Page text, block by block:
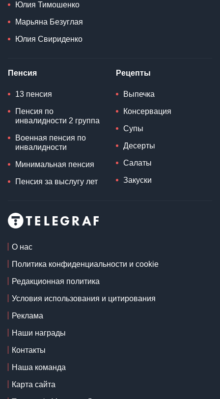
Юлия Тимошенко
Марьяна Безуглая
Юлия Свириденко
Пенсия
13 пенсия
Пенсия по
инвалидности 2 группа
Военная пенсия по
инвалидности
Минимальная пенсия
Пенсия за выслугу лет
Рецепты
Выпечка
Консервация
Супы
Десерты
Салаты
Закуски
О нас
Политика конфиденциальности и cookie
Редакционная политика
Условия использования и цитирования
Реклама
Наши награды
Контакты
Наша команда
Карта сайта